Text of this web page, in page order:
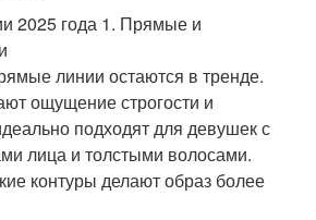
2025 года 1. Прямые и
линии остаются в тренде.
ощущение строгости и
подходят для девушек с
лица и толстыми волосами.
контуры делают образ более